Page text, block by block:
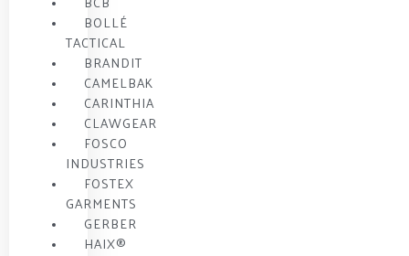
BOLLÉ
TACTICAL
BRANDIT
CAMELBAK
CARINTHIA
CLAWGEAR
FOSCO
INDUSTRIES
FOSTEX
GARMENTS
GERBER
HAIX®